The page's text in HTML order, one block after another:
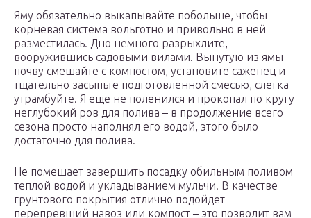
Яму обязательно выкапывайте побольше, чтобы
корневая система вольготно и привольно в ней
разместилась. Дно немного разрыхлите,
вооружившись садовыми вилами. Вынутую из ямы
почву смешайте с компостом, установите саженец и
тщательно засыпьте подготовленной смесью, слегка
утрамбуйте. Я еще не поленился и прокопал по кругу
неглубокий ров для полива – в продолжение всего
сезона просто наполнял его водой, этого было
достаточно для полива.
Не помешает завершить посадку обильным поливом
теплой водой и укладыванием мульчи. В качестве
грунтового покрытия отлично подойдет
перепревший навоз или компост – это позволит вам